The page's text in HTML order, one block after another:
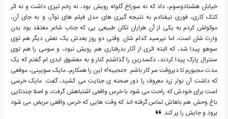
خیابان هشتادوسوم، داد که نه سوراخ گلوله رویش بود، نه زخم تیزی داشت و نه اثر
کتک کاری، فوری نیفتادم به نتیجه گیری های مدل فیلم های نوآر، و به جای آن،
موکولش کردم به یکی از آن هزاران تکان طبیعی یی که جناب شاعر معتقد بود بدن
وارث شان است، اما نپرسید کدام شان. وقتی دو روز بعدش یک نعش دیگر هم توی
سوهو پیدا شد، که البته اثری از آثار بدرفتاری هم رویش نبود، و سومی را هم توی
سنترال پارک پیدا کردند، دکسدرین را گذاشتم کنار و به معشوق ابدی ام گفتم که یک
مدت مجبورم تا دیروقت سر کار باشم. «عجیبه!» این را همکارم، مایک سویینی، موقعی
که داشت آن نوار زرد معروف را دور صحنه ی جنایت می کشید، گفت. مایک خرسی
است برای خودش که راحت می شود با خرس واقعی اشتباهش گرفت، و اصلا چندتایی
باغ وحش هم باهاش تماس گرفته اند که وقت هایی که خرس واقعی مریض می شود
برود و جایش را پر کند.